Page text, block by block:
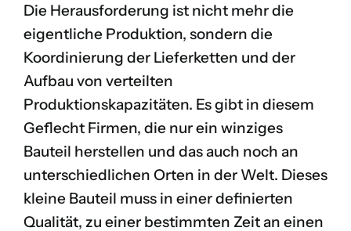
Die Herausforderung ist nicht mehr die
eigentliche Produktion, sondern die
Koordinierung der Lieferketten und der
Aufbau von verteilten
Produktionskapazitäten. Es gibt in diesem
Geflecht Firmen, die nur ein winziges
Bauteil herstellen und das auch noch an
unterschiedlichen Orten in der Welt. Dieses
kleine Bauteil muss in einer definierten
Qualität, zu einer bestimmten Zeit an einen